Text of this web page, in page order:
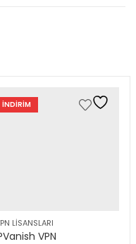
INDIRIM
LISANSLARI
VPN